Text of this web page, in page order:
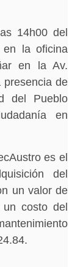
14h00 del
en la oficina
en la Av.
presencia de
del Pueblo
en
es el
del
un valor de
costo del